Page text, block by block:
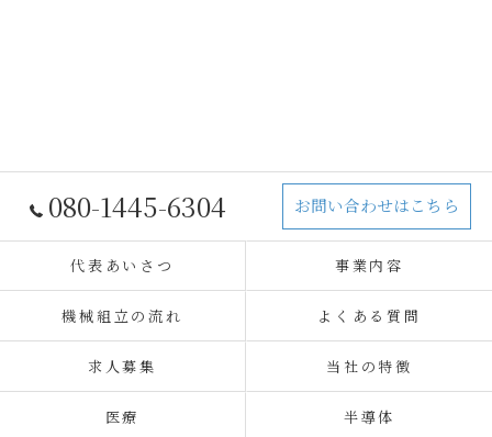
080-1445-6304 お問い合わせはこちら
代表あいさつ 事業内容
機械組立の流れ よくある質問
求人募集 当社の特徴
医療 半導体